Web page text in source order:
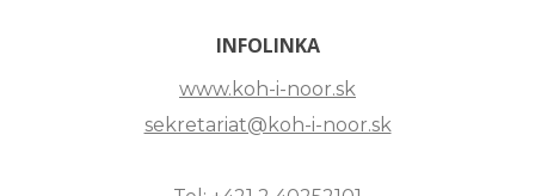
INFOLINKA
www.koh-i-noor.sk
sekretariat@koh-i-noor.sk